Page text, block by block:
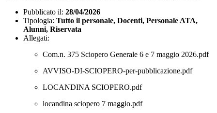
Pubblicato il: 28/04/2026
Tipologia: Tutto il personale, Docenti, Personale ATA,
Alunni, Riservata
Allegati:
Com.n. 375 Sciopero Generale 6 e 7 maggio 2026.pdf
AVVISO-DI-SCIOPERO-per-pubblicazione.pdf
LOCANDINA SCIOPERO.pdf
locandina sciopero 7 maggio.pdf